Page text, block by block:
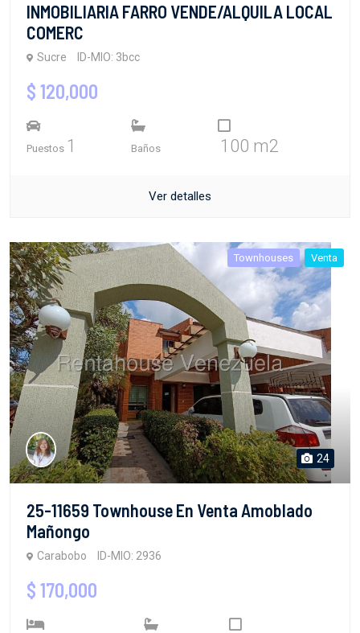
INMOBILIARIA FARRO VENDE/ALQUILA LOCAL
COMERC
Sucre ID-MIO: 3bcc
$ 120,000
Puestos 1 Baños 100 m2
Ver detalles
Townhouses Venta
24
25-11659 Townhouse En Venta Amoblado
Mañongo
Carabobo ID-MIO: 2936
$ 170,000